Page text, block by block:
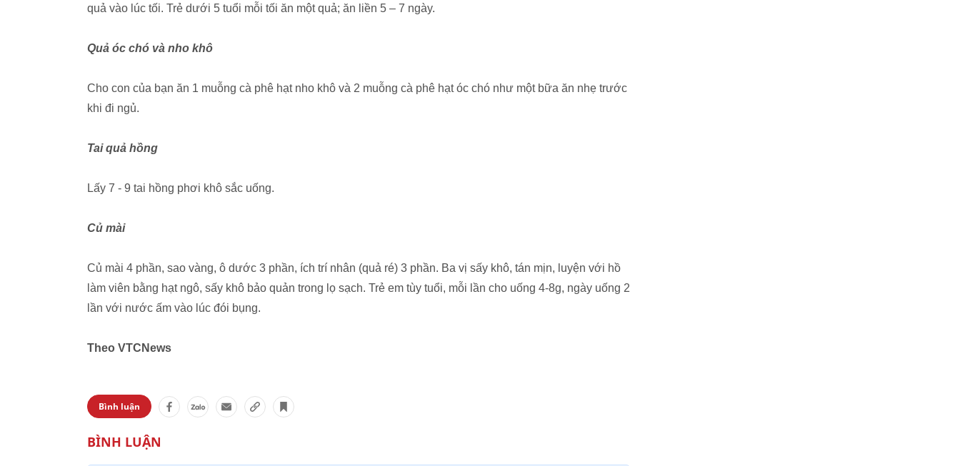
quả vào lúc tối. Trẻ dưới 5 tuổi mỗi tối ăn một quả; ăn liền 5 – 7 ngày.
Quả óc chó và nho khô
Cho con của bạn ăn 1 muỗng cà phê hạt nho khô và 2 muỗng cà phê hạt óc chó như một bữa ăn nhẹ trước
khi đi ngủ.
Tai quả hồng
Lấy 7 - 9 tai hồng phơi khô sắc uống.
Củ mài
Củ mài 4 phần, sao vàng, ô dước 3 phần, ích trí nhân (quả ré) 3 phần. Ba vị sấy khô, tán mịn, luyện với hồ
làm viên bằng hạt ngô, sấy khô bảo quản trong lọ sạch. Trẻ em tùy tuổi, mỗi lần cho uống 4-8g, ngày uống 2
lần với nước ấm vào lúc đói bụng.
Theo VTCNews
Bình luận